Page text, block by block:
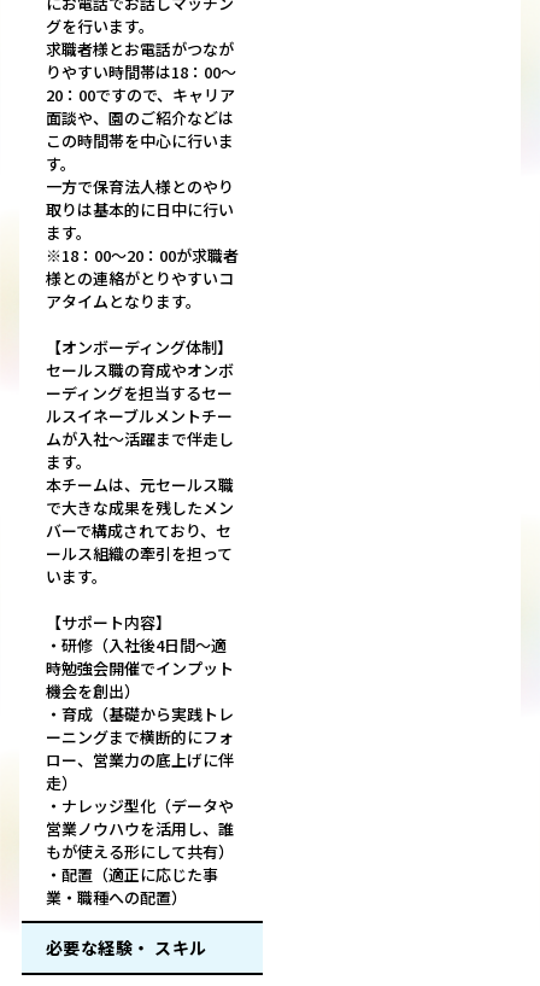
グを行います。
求職者様とお電話がつなが
りやすい時間帯は18：00〜
20：00ですので、キャリア
面談や、園のご紹介などは
この時間帯を中心に行いま
す。
一方で保育法人様とのやり
取りは基本的に日中に行い
ます。
※18：00〜20：00が求職者
様との連絡がとりやすいコ
アタイムとなります。
【オンボーディング体制】
セールス職の育成やオンボ
ーディングを担当するセー
ルスイネーブルメントチー
ムが入社～活躍まで伴走し
ます。
本チームは、元セールス職
で大きな成果を残したメン
バーで構成されており、セ
ールス組織の牽引を担って
います。
【サポート内容】
・研修（入社後4日間～適
時勉強会開催でインプット
機会を創出）
・育成（基礎から実践トレ
ーニングまで横断的にフォ
ロー、営業力の底上げに伴
走）
・ナレッジ型化（データや
営業ノウハウを活用し、誰
もが使える形にして共有）
・配置（適正に応じた事
業・職種への配置）
必要な経験・ スキル